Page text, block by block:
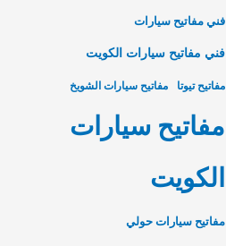
فني مفاتيح سيارات
فني مفاتيح سيارات الكويت
مفاتيح تيوتا مفاتيح سيارات الشويخ
مفاتيح سيارات
الكويت
مفاتيح سيارات حولي